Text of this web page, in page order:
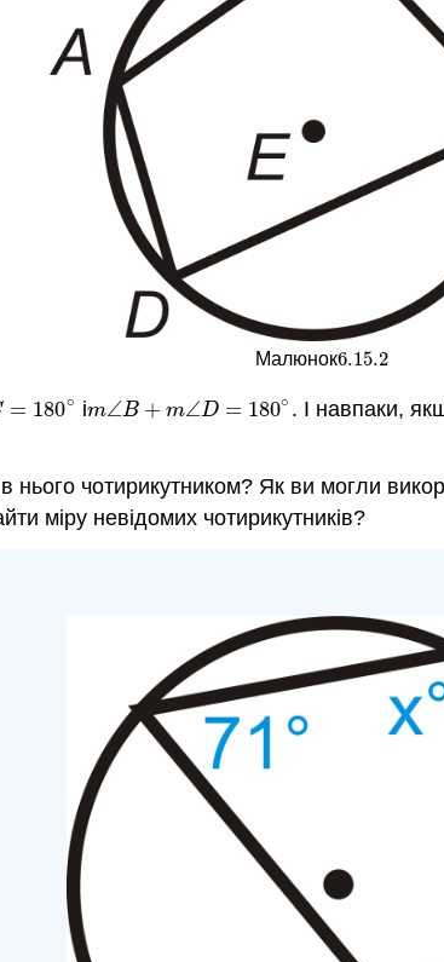
Малюнок6.15.2
6.15.2
= 180∘
180∘ іm∠B + m∠D = 180∘
m∠B+m∠D=180∘ . І навпаки,
чотирикутником? Як ви могли
міру невідомих чотирикутників?